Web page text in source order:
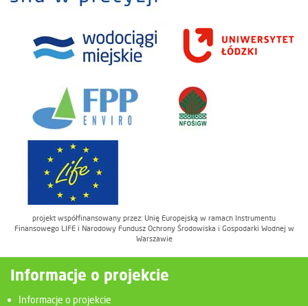
projekt współfinansowany przez: Unię Europejską w ramach Instrumentu
Finansowego LIFE i Narodowy Fundusz Ochrony Środowiska i Gospodarki Wodnej w
Warszawie
Informacje o projekcie
Informacje o projekcie